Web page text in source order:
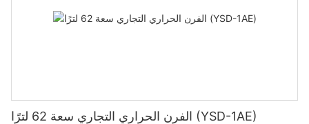
الفرن الحراري التجاري سعة 62 لترًا (YSD-1AE)